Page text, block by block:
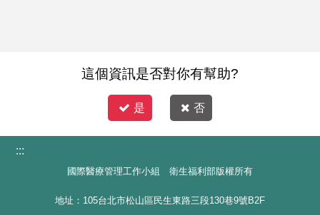
這個資訊是否對你有幫助?
是 否
:::
國際醫療管理工作小組 衛生福利部版權所有
地址：105台北市松山區民生東路三段130巷9號B2F